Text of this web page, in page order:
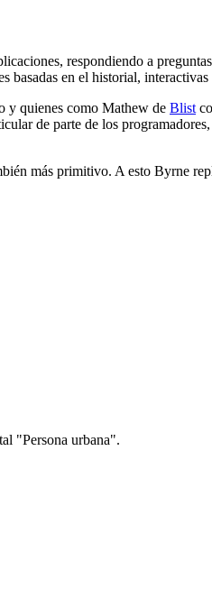
respondiendo a
basadas en el historial,
y quienes como Mathew de Blist
de parte de los
más primitivo. A esto Byrne
"Persona urbana".